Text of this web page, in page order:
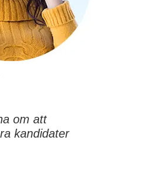
om att
kandidater